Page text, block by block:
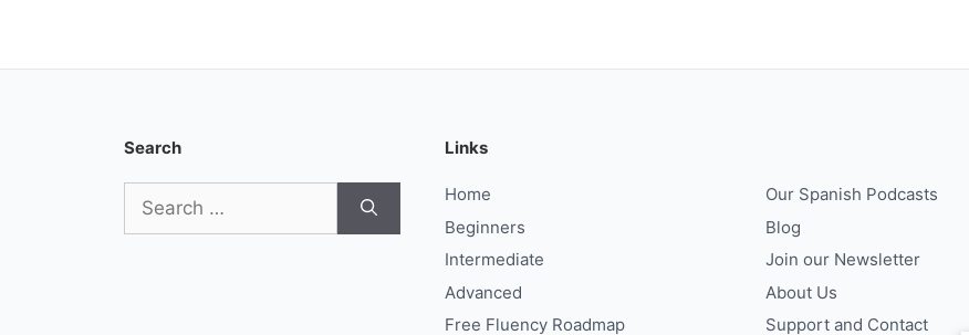
Search
for:
Links
Home
Beginners
Intermediate
Advanced
Free Fluency Roadmap
Our Spanish Podcasts
Blog
Join our Newsletter
About Us
Support and Contact